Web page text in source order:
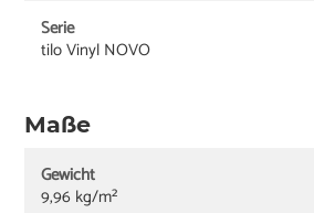
Serie
tilo Vinyl NOVO
Maße
Gewicht
9,96 kg/m²